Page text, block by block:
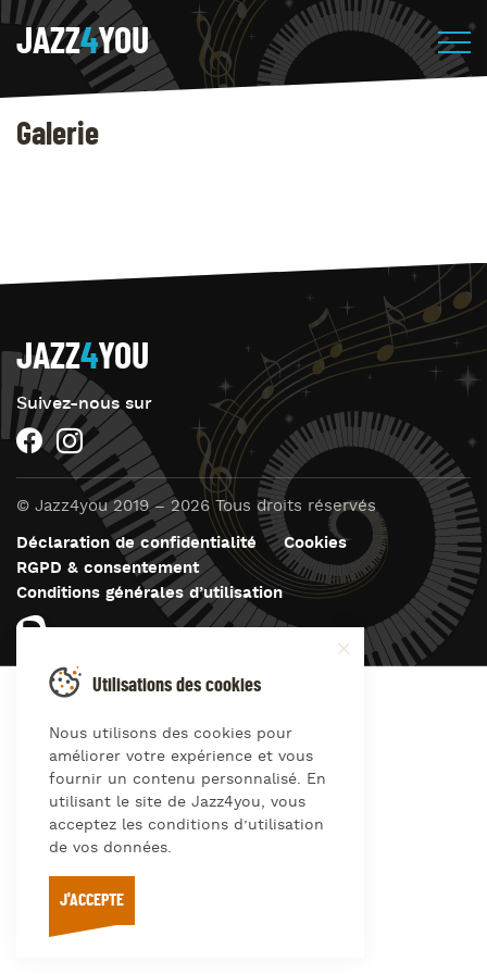
JAZZ4YOU
Galerie
JAZZ4YOU
Suivez-nous sur
© Jazz4you 2019 – 2026 Tous droits réservés
Déclaration de confidentialité
Cookies
RGPD & consentement
Conditions générales d’utilisation
Utilisations des cookies
Nous utilisons des cookies pour
améliorer votre expérience et vous
fournir un contenu personnalisé. En
utilisant le site de Jazz4you, vous
acceptez les conditions d’utilisation
de vos données.
J'ACCEPTE